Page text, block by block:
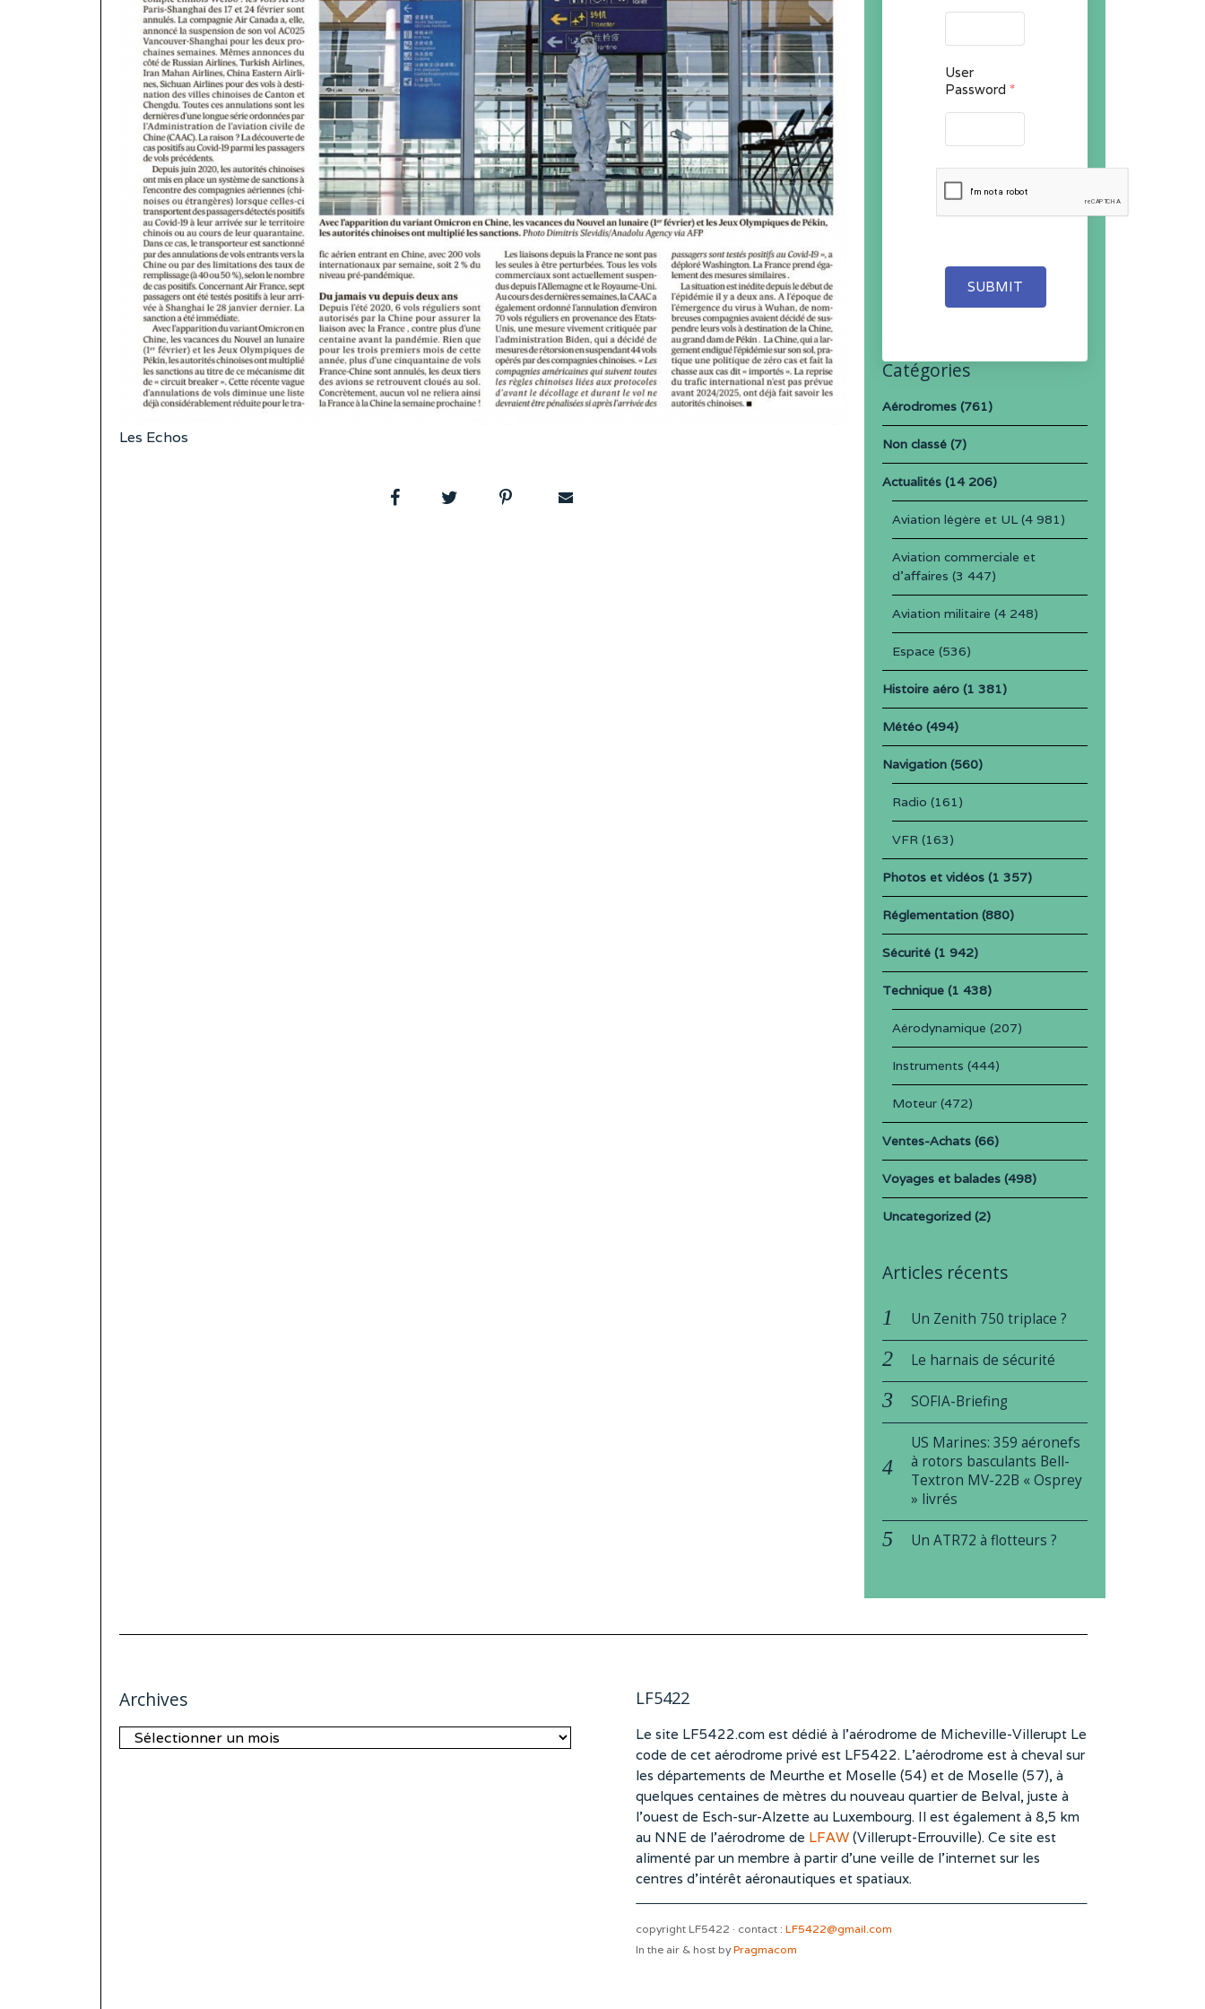
Les Echos
User
Password *
SUBMIT
Catégories
Aérodromes(761)
Non classé(7)
Actualités(14 206)
Aviation légère et UL(4 981)
Aviation commerciale et
d'affaires (3 447)
Aviation militaire (4 248)
Espace (536)
Histoire aéro(1 381)
Météo(494)
Navigation(560)
Radio (161)
VFR (163)
Photos et vidéos(1 357)
Réglementation(880)
Sécurité(1 942)
Technique(1 438)
Aérodynamique (207)
Instruments (444)
Moteur(472)
Ventes-Achats(66)
Voyages et balades(498)
Uncategorized(2)
Articles récents
Un Zenith 750 triplace ?
Le harnais de sécurité
SOFIA-Briefing
US Marines: 359 aéronefs
à rotors basculants Bell-
Textron MV-22B « Osprey
» livrés
Un ATR72 à flotteurs ?
Archives
Archives
LF5422
Le site LF5422.com est dédié à l’aérodrome de Micheville-Villerupt Le
code de cet aérodrome privé est LF5422. L’aérodrome est à cheval sur
les départements de Meurthe et Moselle (54) et de Moselle (57), à
quelques centaines de mètres du nouveau quartier de Belval, juste à
l’ouest de Esch-sur-Alzette au Luxembourg. Il est également à 8,5 km
au NNE de l’aérodrome de LFAW(Villerupt-Errouville). Ce site est
alimenté par un membre à partir d’une veille de l’internet sur les
centres d’intérêt aéronautiques et spatiaux.
copyright LF5422 · contact : LF5422@gmail.com
In the air & host byPragmacom